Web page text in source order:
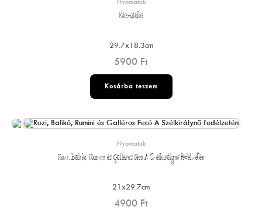
Nyomatok
Készülődés
29.7x18.3cm
5900 Ft
Kosárba teszem
Nyomatok
Rozi, Balikó, Rumini és Galléros Fecó A Szélkirálynő fedélzetén
21x29.7cm
4900 Ft